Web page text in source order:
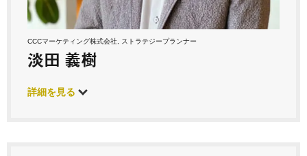
CCCマーケティング株式会社, ストラテジープランナー
淡田 義樹
詳細を見る